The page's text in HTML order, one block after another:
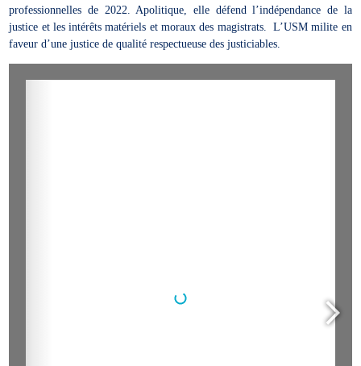
professionnelles de 2022. Apolitique, elle défend l’indépendance de la
justice et les intérêts matériels et moraux des magistrats. L’USM milite en
faveur d’une justice de qualité respectueuse des justiciables.